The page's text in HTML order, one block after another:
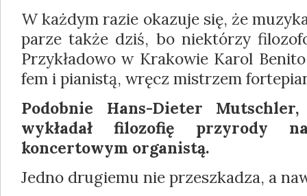
W każdym razie okazuje się, że
parze także dziś, bo niektórzy
Przykładowo w Krakowie Karol
fem i pianistą, wręcz mistrzem
Podobnie Hans-Dieter
wykładał filozo­fię przyrody
koncertowym organistą.
Jedno drugiemu nie przeszkadza, a